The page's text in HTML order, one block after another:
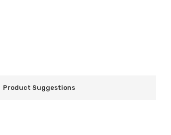
Product Suggestions